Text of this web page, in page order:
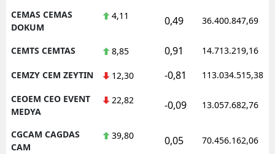
CEMAS CEMAS
DOKUM
4,11 0,49 36.400.847,69
CEMTS CEMTAS 8,85 0,91 14.713.219,16
CEMZY CEM ZEYTIN 12,30 -0,81 113.034.515,38
CEOEM CEO EVENT
MEDYA
22,82 -0,09 13.057.682,76
CGCAM CAGDAS
CAM
39,80 0,05 70.456.162,06